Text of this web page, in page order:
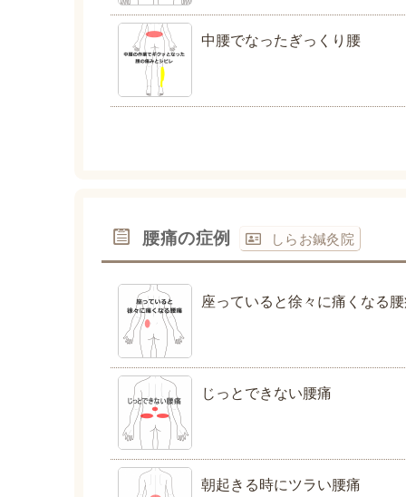
中腰でなったぎっくり腰
腰痛の症例 しらお鍼灸院
座っていると徐々に痛くなる
じっとできない腰痛
朝起きる時にツラい腰痛